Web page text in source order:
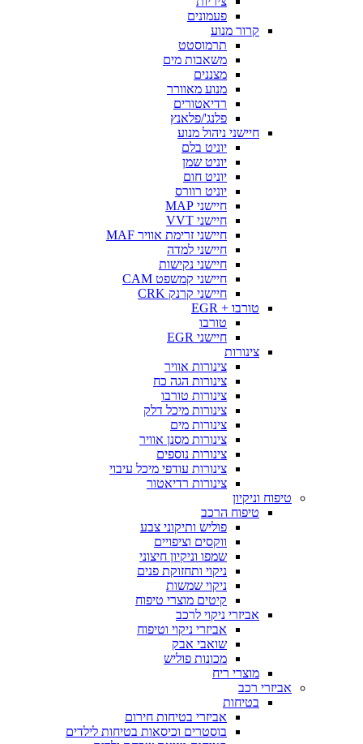
פעמונים
קרור מנוע
תרמוסטט
משאבות מים
מצננים
מנוע מאוורר
רדיאטורים
פלנג'/פלאנץ
חיישני ניהול מנוע
יוניט בלם
יוניט שמן
יוניט חום
יוניט רוורס
חיישני MAP
חיישני VVT
חיישני זרימת אוויר MAF
חיישני למדה
חיישני נקישות
חיישני קמשפט CAM
חיישני קרנק CRK
טורבו + EGR
טורבו
חיישני EGR
צינורות
צינורות אוויר
צינורות הגה כח
צינורות טורבו
צינורות מיכל דלק
צינורות מים
צינורות מסנן אוויר
צינורות נוספים
צינורות עודפי מיכל עיבוי
צינורות רדיאטור
טיפוח וניקיון
טיפוח הרכב
פוליש ותיקוני צבע
ווקסים וציפויים
שמפו וניקיון חיצוני
ניקוי ותחזוקת פנים
ניקוי שמשות
קיטים מוצרי טיפוח
אביזרי ניקוי לרכב
אביזרי ניקוי וטיפוח
שואבי אבק
מכונות פוליש
מוצרי ריח
אביזרי רכב
בטיחות
אביזרי בטיחות חירום
בוסטרים וכיסאות בטיחות לילדים